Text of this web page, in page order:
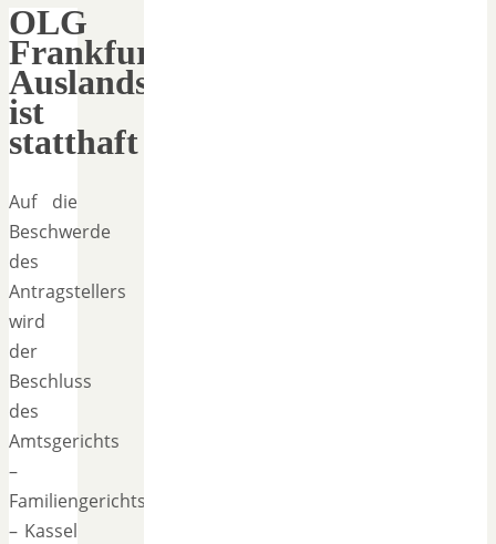
OLG
Frankfurt:
Auslandsferienaufenthalt
ist
statthaft
Auf die
Beschwerde
des
Antragstellers
wird
der
Beschluss
des
Amtsgerichts
–
Familiengerichts
– Kassel